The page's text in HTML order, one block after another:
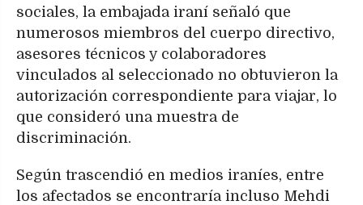
sociales, la embajada iraní señaló que
numerosos miembros del cuerpo directivo,
asesores técnicos y colaboradores
vinculados al seleccionado no obtuvieron la
autorización correspondiente para viajar, lo
que consideró una muestra de
discriminación.
Según trascendió en medios iraníes, entre
los afectados se encontraría incluso Mehdi